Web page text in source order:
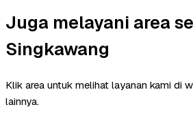
Juga melayani area
Singkawang
Klik area untuk melihat layanan kami di
lainnya.